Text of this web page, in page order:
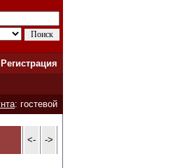
Регистрация
: гостевой
<- ->